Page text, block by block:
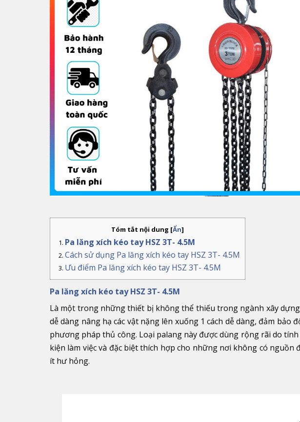
Tóm tắt nội dung [Ẩn]
Pa lăng xích kéo tay HSZ 3T- 4.5M
Cách sử dụng Pa lăng xích kéo tay HSZ 3T- 4.5M
Ưu điểm Pa lăng xích kéo tay HSZ 3T- 4.5M
Pa lăng xích kéo tay HSZ 3T- 4.5M
Là một trong những thiết bị không thể thiếu trong ngành xây
dễ dàng nâng hạ các vật nặng lên xuống 1 cách dễ dàng, đảm bảo
phương pháp thủ công. Loại palang này được dùng rộng rãi do
kiện làm việc và đặc biệt thích hợp cho những nơi không có nguồn
ít hư hỏng.